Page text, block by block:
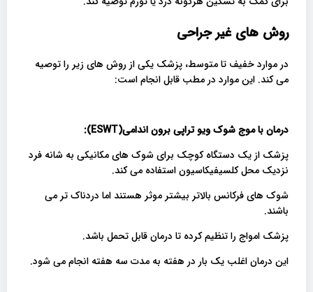
روش های غیر جراحی
در موارد خفیف تا متوسط، پزشک یکی از روش های زیر را توصیه
می کند. این موارد در مطب قابل انجام است:
درمان با موج شوک ویو تراپی برون اندامی(ESWT):
پزشک از یک دستگاه کوچک برای شوک های مکانیکی به شانه فرد
نزدیک محل کلسیفیکاسیون استفاده می کند.
شوک های فرکانس بالاتر بیشتر موثر هستند اما دردناک تر می
باشند.
پزشک امواج را تنظیم کرده تا درمان قابل تحمل باشد.
این درمان اغلب یک بار در هفته به مدت سه هفته انجام می شود.